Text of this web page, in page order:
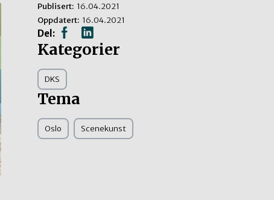
Publisert: 16.04.2021
Oppdatert: 16.04.2021
Del:
Kategorier
DKS
Tema
Oslo Scenekunst